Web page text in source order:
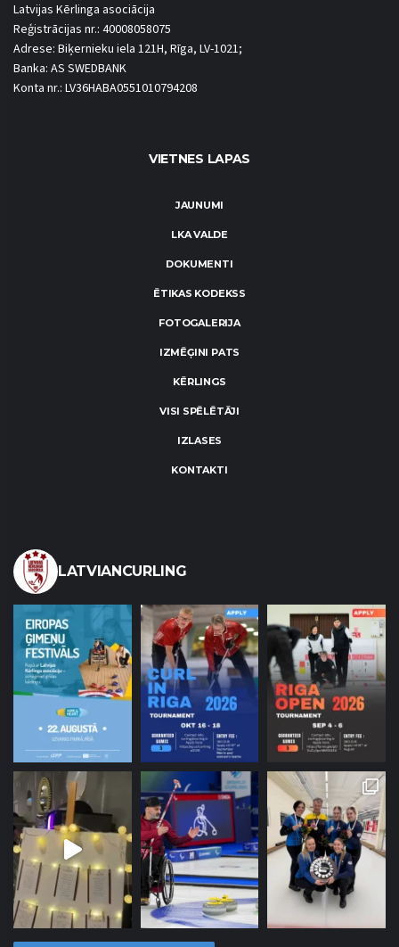
Latvijas Kērlinga asociācija
Reģistrācijas nr.: 40008058075
Adrese: Biķernieku iela 121H, Rīga, LV-1021;
Banka: AS SWEDBANK
Konta nr.: LV36HABA0551010794208
VIETNES LAPAS
JAUNUMI
LKA VALDE
DOKUMENTI
ĒTIKAS KODEKSS
FOTOGALERIJA
IZMĒĢINI PATS
KĒRLINGS
VISI SPĒLĒTĀJI
IZLASES
KONTAKTI
LATVIANCURLING